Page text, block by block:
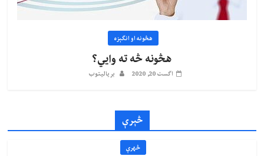
هڅونه او انګېزه
هڅونه څه ته وايي؟
اگست 20, 2020 بریالیتوب
څېرې
څهرې